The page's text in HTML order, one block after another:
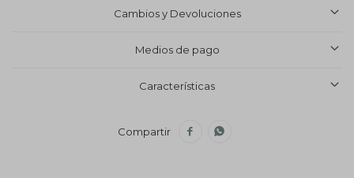
Cambios y Devoluciones
Medios de pago
Características
 